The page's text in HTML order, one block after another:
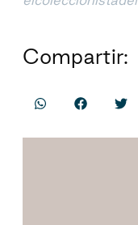
Compartir: